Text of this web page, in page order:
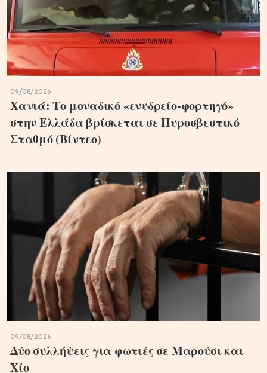
09/08/2026
Χανιά: Το μοναδικό «ενυδρείο-φορτηγό»
στην Ελλάδα βρίσκεται σε Πυροσβεστικό
Σταθμό (Βίντεο)
09/08/2026
Δύο συλλήψεις για φωτιές σε Μαρούσι και
Χίο